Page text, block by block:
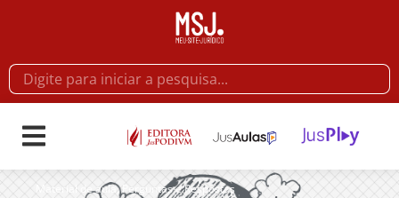
Material de aula,Perguntas e Respostas